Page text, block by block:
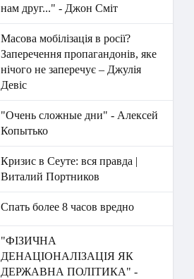
нам друг..." - Джон Сміт
Масова мобілізація в росії?
Заперечення пропагандонів, яке
нічого не заперечує – Джулія
Девіс
"Очень сложные дни" - Алексей
Копытько
Кризис в Сеуте: вся правда |
Виталий Портников
Спать более 8 часов вредно
"ФІЗИЧНА
ДЕНАЦІОНАЛІЗАЦІЯ ЯК
ДЕРЖАВНА ПОЛІТИКА" -